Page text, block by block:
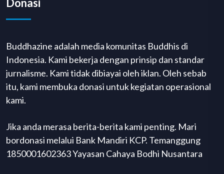
Buddhazine adalah media komunitas Buddhis di
Indonesia. Kami bekerja dengan prinsip dan standar
jurnalisme. Kami tidak dibiayai oleh iklan. Oleh sebab
itu, kami membuka donasi untuk kegiatan operasional
kami.
Jika anda merasa berita-berita kami penting. Mari
bordonasi melalui Bank Mandiri KCP. Temanggung
1850001602363 Yayasan Cahaya Bodhi Nusantara